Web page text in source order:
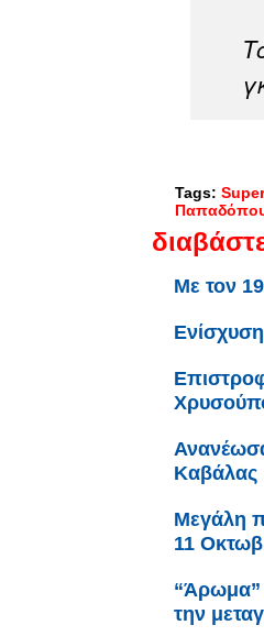
Tags:
Με τον
Καβάλας
Μεγάλη
11
“Άρωμα”
την